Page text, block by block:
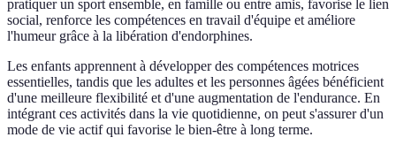
pratiquer un sport ensemble, en famille ou entre amis, favorise le lien
social, renforce les compétences en travail d'équipe et améliore
l'humeur grâce à la libération d'endorphines.
Les enfants apprennent à développer des compétences motrices
essentielles, tandis que les adultes et les personnes âgées bénéficient
d'une meilleure flexibilité et d'une augmentation de l'endurance. En
intégrant ces activités dans la vie quotidienne, on peut s'assurer d'un
mode de vie actif qui favorise le bien-être à long terme.